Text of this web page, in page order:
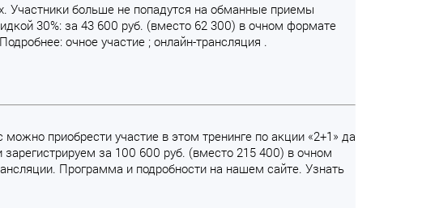
Участники больше не попадутся на обманные приемы
30%: за 43 600 руб. (вместо 62 300) в очном формате
очное участие ; онлайн-трансляция .
приобрести участие в этом тренинге по акции «2+1» да
за 100 600 руб. (вместо 215 400) в очном
Программа и подробности на нашем сайте. Узнать